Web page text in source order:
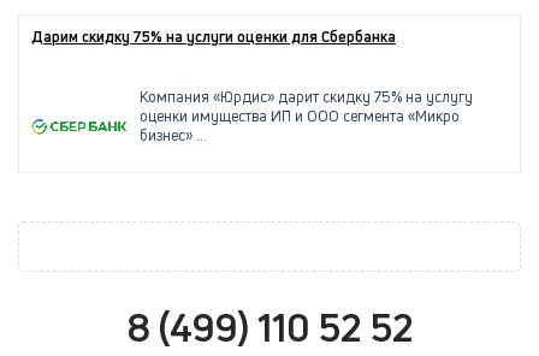
8 (499) 110 52 52
Дарим скидку 75% на услуги оценки для Сбербанка
Компания «Юрдис» дарит скидку 75% на услугу
оценки имущества ИП и ООО сегмента «Микро
бизнес» ...